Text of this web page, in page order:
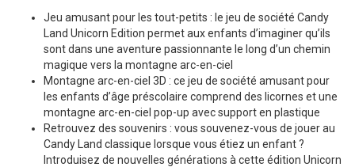
Jeu amusant pour les tout-petits : le jeu de société Candy
Land Unicorn Edition permet aux enfants d’imaginer qu’ils
sont dans une aventure passionnante le long d’un chemin
magique vers la montagne arc-en-ciel
Montagne arc-en-ciel 3D : ce jeu de société amusant pour
les enfants d’âge préscolaire comprend des licornes et une
montagne arc-en-ciel pop-up avec support en plastique
Retrouvez des souvenirs : vous souvenez-vous de jouer au
Candy Land classique lorsque vous étiez un enfant ?
Introduisez de nouvelles générations à cette édition Unicorn